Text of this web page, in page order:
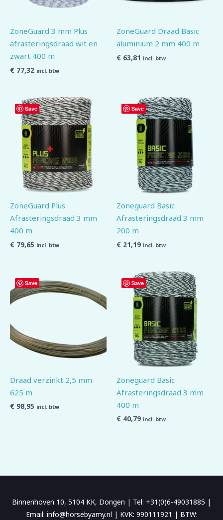
ZoneGuard 3 mm Plus
afrasteringsdraad wit en
zwart 400 m
€ 77,32 incl. btw
ZoneGuard Draad Basic
aluminium 2 mm 400 m
€ 63,81 incl. btw
Save
ZoneGuard Plus
Afrasteringsdraad 3 mm
400 m
€ 79,65 incl. btw
Save
Zoneguard Basic
Afrasteringsdraad 3 mm
200 m
€ 21,19 incl. btw
Save
Draad verzinkt 2,5 mm
625 m
€ 98,95 incl. btw
Save
Zoneguard Basic
Afrasteringsdraad 3 mm
400 m
€ 40,79 incl. btw
Binnenhoven 10, 5104 KK, Dongen | Tel: +31(0)6-49031885 |
Email: info@horsebyamy.nl | KVK: 990111921 | BTW: